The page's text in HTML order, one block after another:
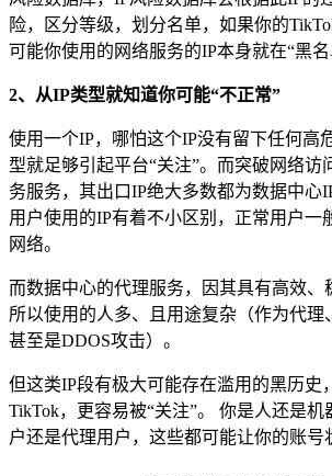
险，区分等级，划分名单，如果你的
可能你使用的网络服务的IP本身就在“黑名
2、从IP类型就知道你可能“不正常”
使用一个IP，哪怕这个IP没有留下任何高
型就足够引起平台“关注”。而突破网络访
务服务，其出口IP绝大多数都为数据中心
用户使用的IP有着不小区别，正常用户一
网络。
而数据中心的代理服务，因其具有高效、
所以使用的人多、且用途复杂（作为代理
甚至是DDOS攻击）。
但这类IP段有极大可能存在滥用的黑历史
TikTok，更容易被“关注”。 你是人还是机
户还是代理用户，这些都可能让你的账号